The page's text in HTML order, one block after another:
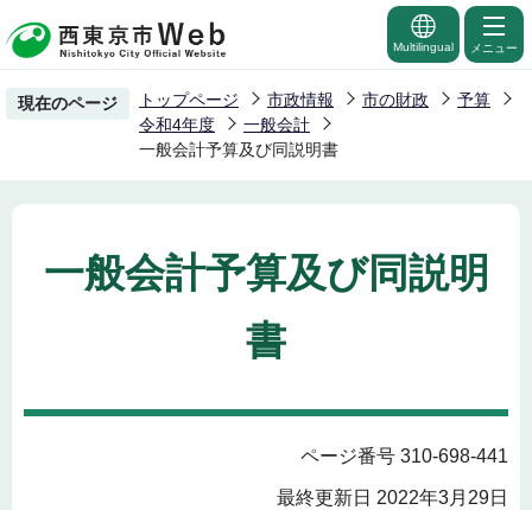
の
ー
の
先
Multilingual メニュー
現在のページ トップページ 市政情報 市の財政
予算
令和4年度
一般会計
一般会計予算及び同説明書
一般会計予算及び同説明
書
ページ番号 310-698-441
最終更新日 2022年3月29日